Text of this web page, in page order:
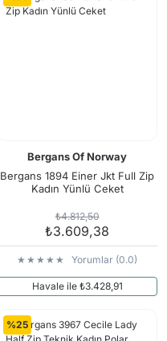
Bergans Of Norway
Bergans 1894 Einer Jkt Full Zip
Kadın Yünlü Ceket
₺4.812,50
₺3.609,38
Yorumlar (0.0)
Havale ile ₺3.428,91
%25